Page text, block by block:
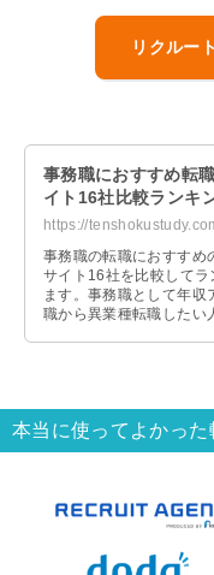
リクルー
事務職におすすめ転
イト16社比較ランキ
https://
事務職の転職におすすめ
サイト16社を比較して
ます。事務職として年収
職から異業種転職したい
本当に使ってよかった